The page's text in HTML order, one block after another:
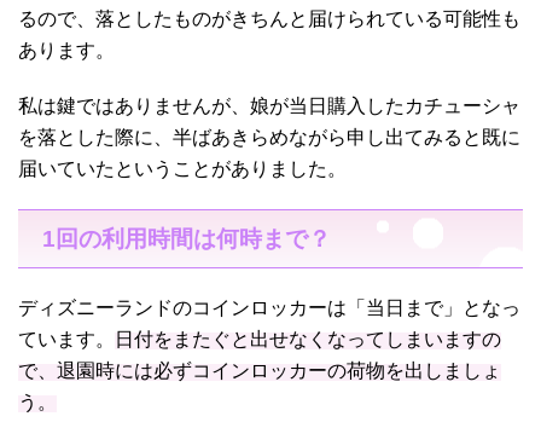
るので、落としたものがきちんと届けられている可能性も
あります。
私は鍵ではありませんが、娘が当日購入したカチューシャ
を落とした際に、半ばあきらめながら申し出てみると既に
届いていたということがありました。
1回の利用時間は何時まで？
ディズニーランドのコインロッカーは「当日まで」となっ
ています。
日付をまたぐと出せなくなってしまいますの
で、退園時には必ずコインロッカーの荷物を出しましょ
う。